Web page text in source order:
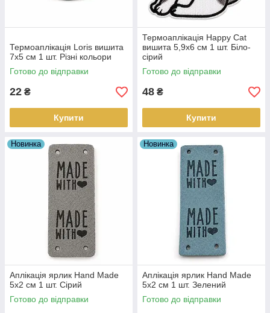
Термоаплікація Loris вишита
7х5 см 1 шт. Різні кольори
Готово до відправки
22 ₴
Купити
Термоаплікація Happy Cat
вишита 5,9х6 см 1 шт. Біло-
сірий
Готово до відправки
48 ₴
Купити
Новинка
Аплікація ярлик Hand Made
5х2 см 1 шт. Сірий
Готово до відправки
Новинка
Аплікація ярлик Hand Made
5х2 см 1 шт. Зелений
Готово до відправки